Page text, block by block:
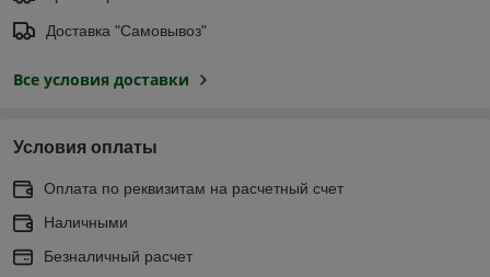
Доставка "Самовывоз"
Все условия доставки
Условия оплаты
Оплата по реквизитам на расчетный счет
Наличными
Безналичный расчет